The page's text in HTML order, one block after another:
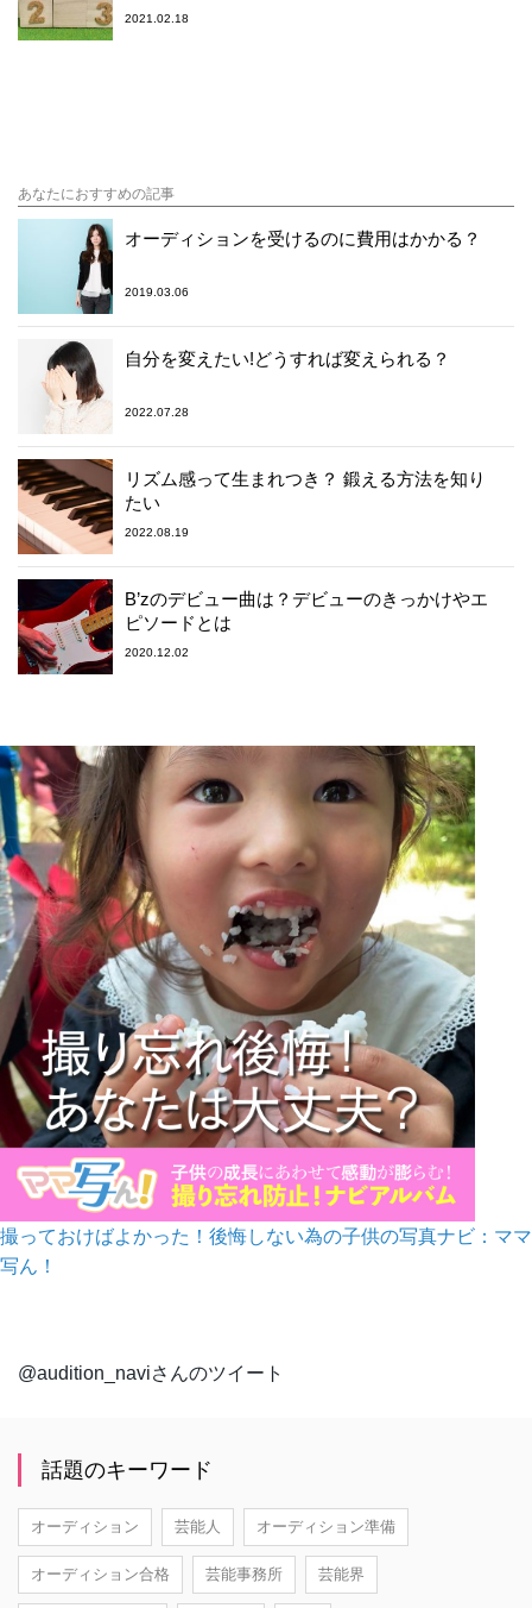
2021.02.18
あなたにおすすめの記事
オーディションを受けるのに費用はかかる？
2019.03.06
自分を変えたい!どうすれば変えられる？
2022.07.28
リズム感って生まれつき？ 鍛える方法を知り
たい
2022.08.19
B’zのデビュー曲は？デビューのきっかけやエ
ピソードとは
2020.12.02
撮っておけばよかった！後悔しない為の子供の写真ナビ：ママ
写ん！
@audition_naviさんのツイート
話題のキーワード
オーディション 芸能人 オーディション準備
オーディション合格 芸能事務所 芸能界